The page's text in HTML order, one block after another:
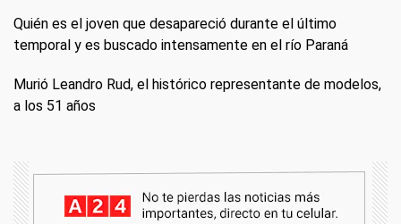
Quién es el joven que desapareció durante el último
temporal y es buscado intensamente en el río Paraná
Murió Leandro Rud, el histórico representante de modelos,
a los 51 años